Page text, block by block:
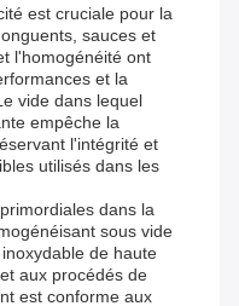
est cruciale pour la
sauces et
l'homogénéité ont
et la
vide dans lequel
empêche la
l'intégrité et
utilisés dans les
dans la
sous vide
de haute
aux procédés de
est conforme aux